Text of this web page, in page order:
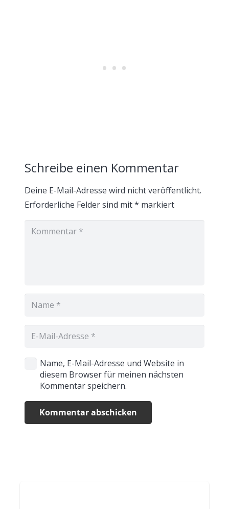
Schreibe einen Kommentar
Deine E-Mail-Adresse wird nicht veröffentlicht.
Erforderliche Felder sind mit* markiert
Name, E-Mail-Adresse und Website in
diesem Browser für meinen nächsten
Kommentar speichern.
Kommentar abschicken